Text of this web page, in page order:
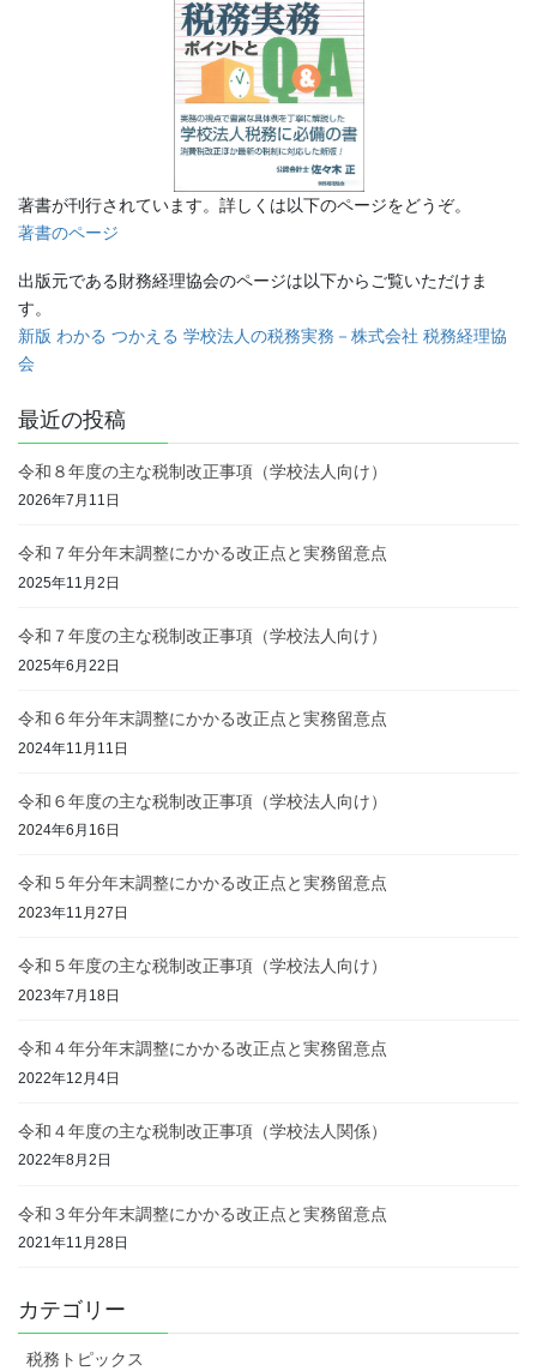
著書が刊行されています。詳しくは以下のページをどうぞ。
著書のページ
出版元である財務経理協会のページは以下からご覧いただけま
す。
新版 わかる つかえる 学校法人の税務実務－株式会社 税務経理協
会
最近の投稿
令和８年度の主な税制改正事項（学校法人向け）
2026年7月11日
令和７年分年末調整にかかる改正点と実務留意点
2025年11月2日
令和７年度の主な税制改正事項（学校法人向け）
2025年6月22日
令和６年分年末調整にかかる改正点と実務留意点
2024年11月11日
令和６年度の主な税制改正事項（学校法人向け）
2024年6月16日
令和５年分年末調整にかかる改正点と実務留意点
2023年11月27日
令和５年度の主な税制改正事項（学校法人向け）
2023年7月18日
令和４年分年末調整にかかる改正点と実務留意点
2022年12月4日
令和４年度の主な税制改正事項（学校法人関係）
2022年8月2日
令和３年分年末調整にかかる改正点と実務留意点
2021年11月28日
カテゴリー
税務トピックス